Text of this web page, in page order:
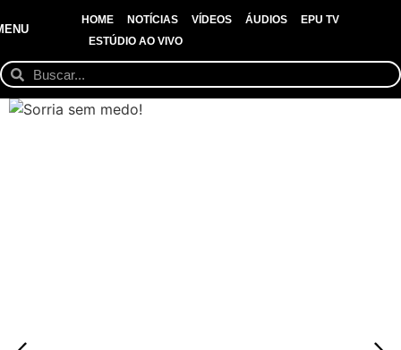
HOME NOTÍCIAS VÍDEOS ÁUDIOS
EPU TV
ESTÚDIO AO VIVO